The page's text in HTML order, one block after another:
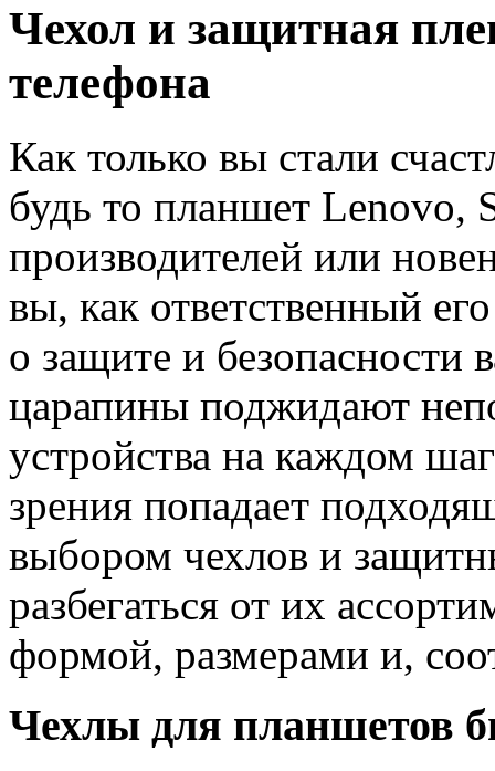
Чехол и защитная
телефона
Как только вы стали
будь то планшет Lenovo,
производителей или
вы, как ответственный
о защите и безопасности
царапины поджидают
устройства на каждом
зрения попадает
выбором чехлов и
разбегаться от их
формой, размерами и,
Чехлы для планшетов